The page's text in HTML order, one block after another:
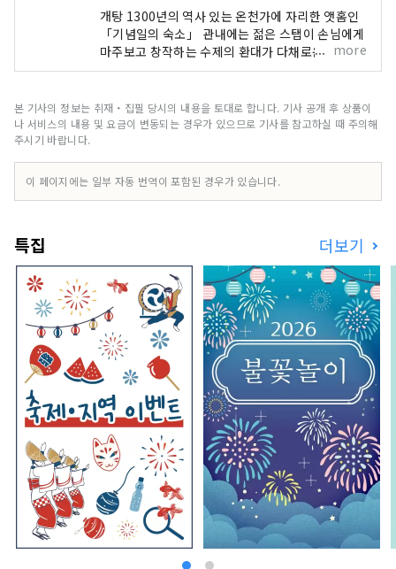
개탕 1300년의 역사 있는 온천가에 자리한 앳홈인
「기념일의 숙소」 관내에는 젊은 스탭이 손님에게
마주보고 창작하는 수제의 환대가 다채로운♪ 나고
야의 도시부에서 차로 약 60분, 나가시마 리조트나
은 입지. 지산 지소로 지역의 식재료를 살린 색채 생
생한 요리에도 매력이 가득! 어린이 환영으로 즐거
터에게도 많이 이용하고 있습니다.
more
본 기사의 정보는 취재・집필 당시의 내용을 토대로 합니다. 기사 공개 후 상품이
나 서비스의 내용 및 요금이 변동되는 경우가 있으므로 기사를 참고하실 때 주의해
주시기 바랍니다.
이 페이지에는 일부 자동 번역이 포함된 경우가 있습니다.
특집 더보기